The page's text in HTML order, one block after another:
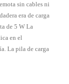
sin cables ni
era de carga
de 5 W La
en el
La pila de carga